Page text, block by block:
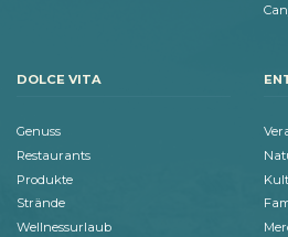
DOLCE VITA
Genuss
Restaurants
Produkte
Strände
Wellnessurlaub